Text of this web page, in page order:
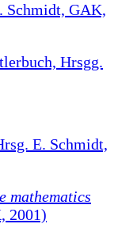
Schmidt, GAK,
Hrsgg.
E. Schmidt,
mathematics
2001)